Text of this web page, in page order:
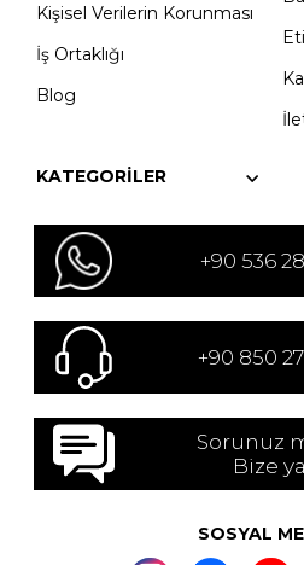
Kişisel Verilerin Korunması
İş Ortaklığı
Blog
KATEGORILER
+90 536
+90 850
Sorunuz
Bize
SOSYAL